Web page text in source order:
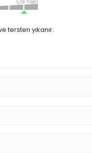
tersten yıkanır.